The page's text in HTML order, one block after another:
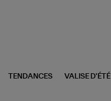
TENDANCES VALISE D'ÉTÉ